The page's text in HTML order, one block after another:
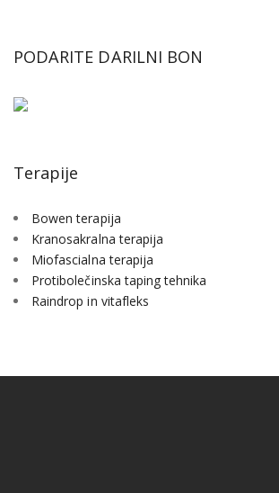
PODARITE DARILNI BON
Terapije
Bowen terapija
Kranosakralna terapija
Miofascialna terapija
Protibolečinska taping tehnika
Raindrop in vitafleks